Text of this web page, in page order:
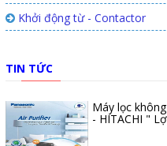
Khởi động từ - Contactor
TIN TỨC
Máy lọc
- HITACHI "